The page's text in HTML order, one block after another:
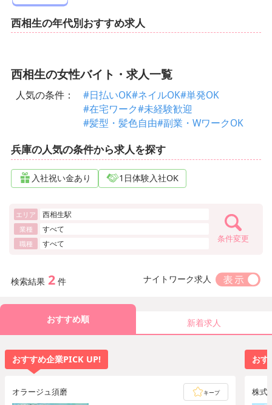
西相生の年代別おすすめ求人
西相生の女性バイト・求人一覧
人気の条件： #日払いOK#ネイルOK#単発OK
#在宅ワーク#未経験歓迎
#髪型・髪色自由#副業・WワークOK
兵庫の人気の条件から求人を探す
入社祝い金あり 1日体験入社OK
エリア 西相生駅
業種 すべて
職種 すべて 条件変更
検索結果 2 件 ナイトワーク求人
おすすめ順 新着求人
おすすめ企業PICK UP!
オラージュ須磨 キープ
おす
株式